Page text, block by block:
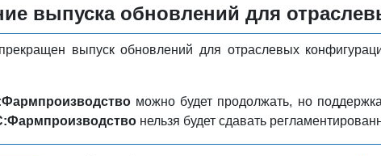
выпуска обновлений для
выпуск обновлений для отраслевых
можно будет продолжать, но поддержка
нельзя будет сдавать